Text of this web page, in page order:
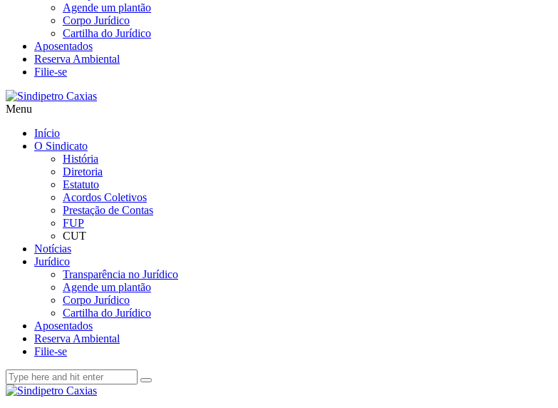
Agende um plantão
Corpo Jurídico
Cartilha do Jurídico
Aposentados
Reserva Ambiental
Filie-se
Menu
Início
O Sindicato
História
Diretoria
Estatuto
Acordos Coletivos
Prestação de Contas
FUP
CUT
Notícias
Jurídico
Transparência no Jurídico
Agende um plantão
Corpo Jurídico
Cartilha do Jurídico
Aposentados
Reserva Ambiental
Filie-se